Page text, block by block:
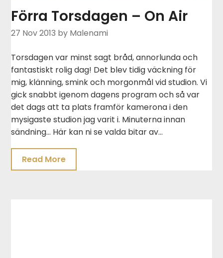
Förra Torsdagen – On Air
27 Nov 2013 by Malenami
Torsdagen var minst sagt bråd, annorlunda och
fantastiskt rolig dag! Det blev tidig väckning för
mig, klänning, smink och morgonmål vid studion. Vi
gick snabbt igenom dagens program och så var
det dags att ta plats framför kamerona i den
mysigaste studion jag varit i. Minuterna innan
sändning… Här kan ni se valda bitar av…
Read More